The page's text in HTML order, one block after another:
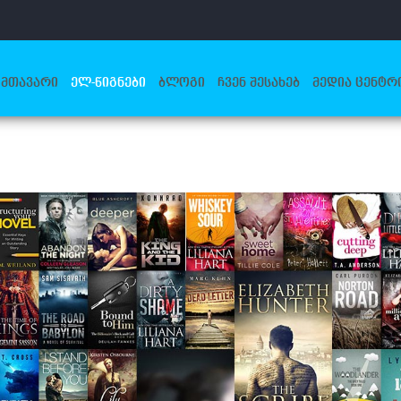
ᲛᲗᲐᲕᲐᲠᲘ ᲔᲚ-ᲬᲘᲒᲜᲔᲑᲘ ᲑᲚᲝᲒᲘ ᲩᲕᲔᲜ ᲨᲔᲡᲐᲮᲔᲑ ᲛᲔᲓᲘᲐ